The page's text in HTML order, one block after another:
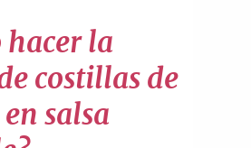
hacer la
costillas de
salsa